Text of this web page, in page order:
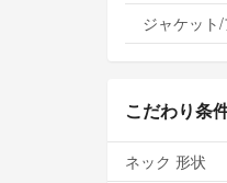
ジャケット
こだわり条
ネック 形状